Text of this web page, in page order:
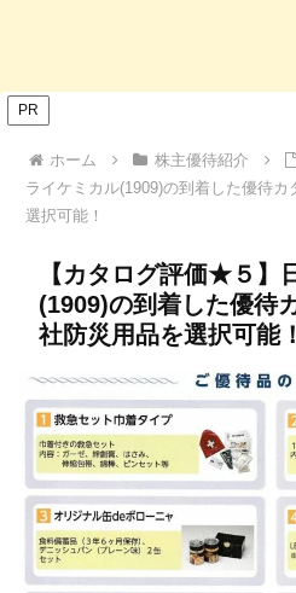
PR
ホーム 株主優待紹介
ライケミカル(1909)の到着した優待
選択可能！
【カタログ評価★５】
(1909)の到着した優待
社防災用品を選択可能！